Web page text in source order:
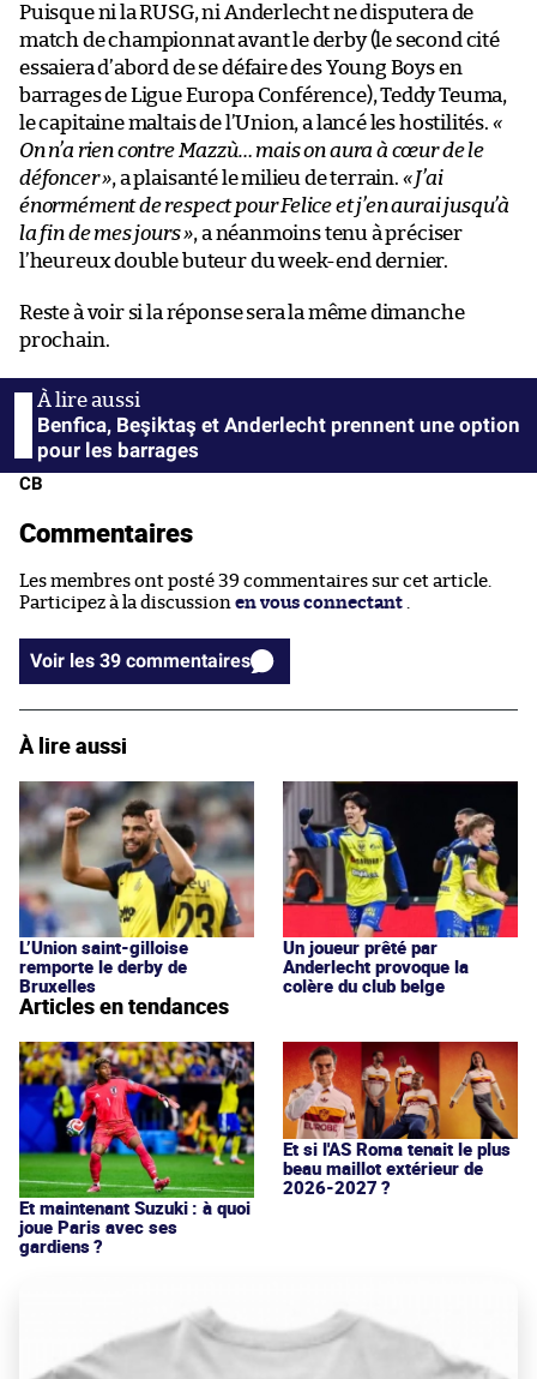
Puisque ni la RUSG, ni Anderlecht ne disputera de
match de championnat avant le derby (le second cité
essaiera d’abord de se défaire des Young Boys en
barrages de Ligue Europa Conférence), Teddy Teuma,
le capitaine maltais de l’Union, a lancé les hostilités. «
On n’a rien contre Mazzù… mais on aura à cœur de le
défoncer », a plaisanté le milieu de terrain. « J’ai
énormément de respect pour Felice et j’en aurai jusqu’à
la fin de mes jours », a néanmoins tenu à préciser
l’heureux double buteur du week-end dernier.
Reste à voir si la réponse sera la même dimanche
prochain.
Benfica, Beşiktaş et Anderlecht prennent une option
pour les barrages
CB
Commentaires
Les membres ont posté 39 commentaires sur cet article.
Participez à la discussion en vous connectant
Voir les 39 commentaires
À lire aussi
L’Union saint-gilloise
remporte le derby de
Bruxelles
Un joueur prêté par
Anderlecht provoque la
colère du club belge
Articles en tendances
Et maintenant Suzuki : à quoi
joue Paris avec ses
gardiens ?
Et si l'AS Roma tenait le plus
beau maillot extérieur de
2026-2027 ?